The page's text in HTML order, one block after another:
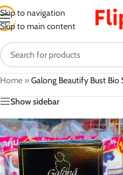
Skip to navigation
Skip to main content
Home »Galong Beautify Bust Bio
Show sidebar